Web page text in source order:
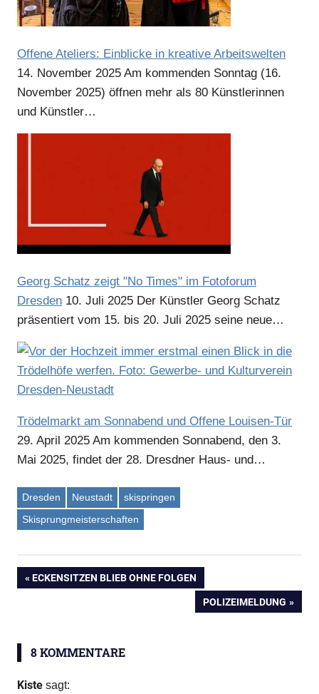
Anzeige
Anzeige
Offene Ateliers: Einblicke in kreative Arbeitswelten
14. November 2025 Am kommenden Sonntag (16.
November 2025) öffnen mehr als 80 Künstlerinnen
und Künstler…
Georg Schatz zeigt "No Times" im Fotoforum
Dresden 10. Juli 2025 Der Künstler Georg Schatz
präsentiert vom 15. bis 20. Juli 2025 seine neue…
Trödelmarkt am Sonnabend und Offene Louisen-Tür
29. April 2025 Am kommenden Sonnabend, den 3.
Mai 2025, findet der 28. Dresdner Haus- und…
Dresden Neustadt
skispringen
Skisprungmeisterschaften
VORHERIGER
ECKENSITZEN BLIEB OHNE FOLGEN
NÄCHSTER
POLIZEIMELDUNG
8 KOMMENTARE
Kiste sagt: